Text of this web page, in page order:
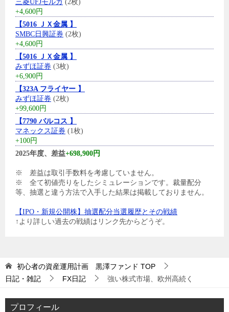
三菱UFJモルガ (2枚)
+4,600円
【5016 ＪＸ金属 】
SMBC日興証券 (2枚)
+4,600円
【5016 ＪＸ金属 】
みずほ証券 (3枚)
+6,900円
【323A フライヤー 】
みずほ証券 (2枚)
+99,600円
【7790 バルコス 】
マネックス証券 (1枚)
+100円
2025年度、差益+698,900円
※ 差益は取引手数料を考慮していません。
※ 全て初値売りをしたシミュレーションです。裁量配分
等、抽選と違う方法で入手した結果は掲載しておりません。
【IPO・新規公開株】抽選配分当選履歴とその戦績
↑より詳しい過去の戦績はリンク先からどうぞ。
初心者の資産運用計画 黒澤ファンド TOP
日記・雑記
FX日記 強い株式市場、欧州高続く
プロフィール